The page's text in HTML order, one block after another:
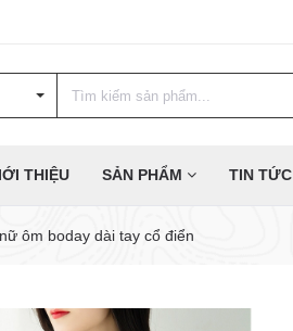
THIỆU SẢN PHẨM TIN TỨC
ôm boday dài tay cổ điển